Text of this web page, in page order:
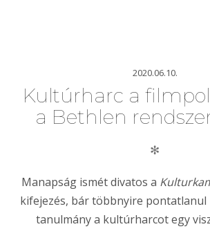
2020.06.10.
Kultúrharc a
a Bethlen
✻
Manapság ismét divatos a
kifejezés, bár többnyire pontatlanul
tanulmány a kultúrharcot egy